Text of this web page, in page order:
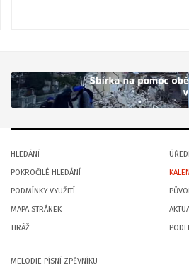
HLEDÁNÍ
POKROČILÉ HLEDÁNÍ
PODMÍNKY VYUŽITÍ
MAPA STRÁNEK
TIRÁŽ
MELODIE PÍSNÍ ZPĚVNÍKU